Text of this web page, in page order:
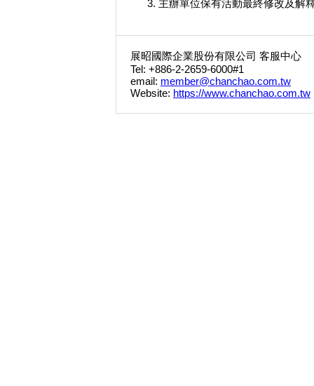
主辦單位保有活動最終修改及解
展昭國際企業股份有限公司 客服中心
Tel: +886-2-2659-6000#1
email: member@chanchao.com.tw
Website: https://www.chanchao.com.tw